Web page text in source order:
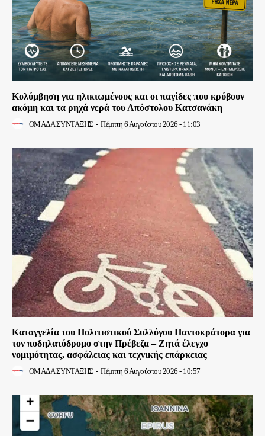
Κολύμβηση για ηλικιωμένους και οι παγίδες που κρύβουν
ακόμη και τα ρηχά νερά του Απόστολου Κατσανάκη
ΟΜΑΔΑ ΣΥΝΤΑΞΗΣ - Πέμπτη 6 Αυγούστου 2026 - 11:03
Καταγγελία του Πολιτιστικού Συλλόγου Παντοκράτορα για
τον ποδηλατόδρομο στην Πρέβεζα – Ζητά έλεγχο
νομιμότητας, ασφάλειας και τεχνικής επάρκειας
ΟΜΑΔΑ ΣΥΝΤΑΞΗΣ - Πέμπτη 6 Αυγούστου 2026 - 10:57